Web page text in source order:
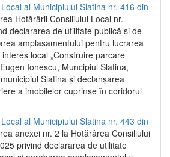
al Municipiului Slatina nr. 416 din
Hotărârii Consiliului Local nr.
declararea de utilitate publică și de
amplasamentului pentru lucrarea
local „Construire parcare
Ionescu, Muncipiul Slatina,
Slatina și declanșarea
a imobilelor cuprinse în coridorul
al Municipiului Slatina nr. 443 din
anexei nr. 2 la Hotărârea Consiliului
privind declararea de utilitate